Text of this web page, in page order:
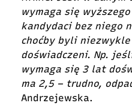
wymaga się
kandydaci bez niego
choćby byli
doświadczeni. Np.
wymaga się 3 lat
ma 2,5 – trudno,
Andrzejewska.